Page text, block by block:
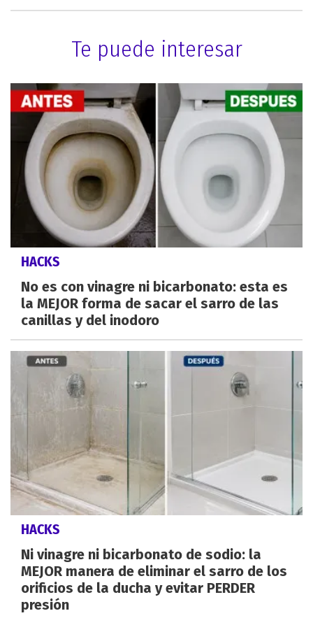
Te puede interesar
HACKS
No es con vinagre ni bicarbonato: esta es
la MEJOR forma de sacar el sarro de las
canillas y del inodoro
HACKS
Ni vinagre ni bicarbonato de sodio: la
MEJOR manera de eliminar el sarro de los
orificios de la ducha y evitar PERDER
presión